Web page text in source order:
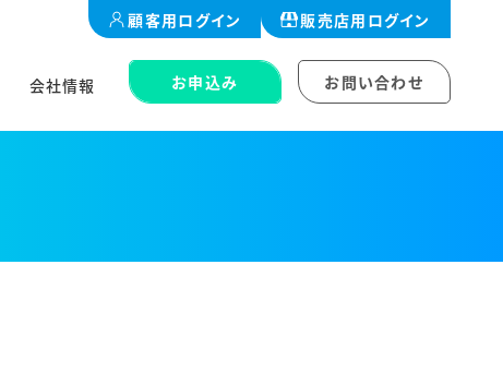
会社情報 お申込み お問い合わせ
顧客用ログイン 販売店用 ログイン